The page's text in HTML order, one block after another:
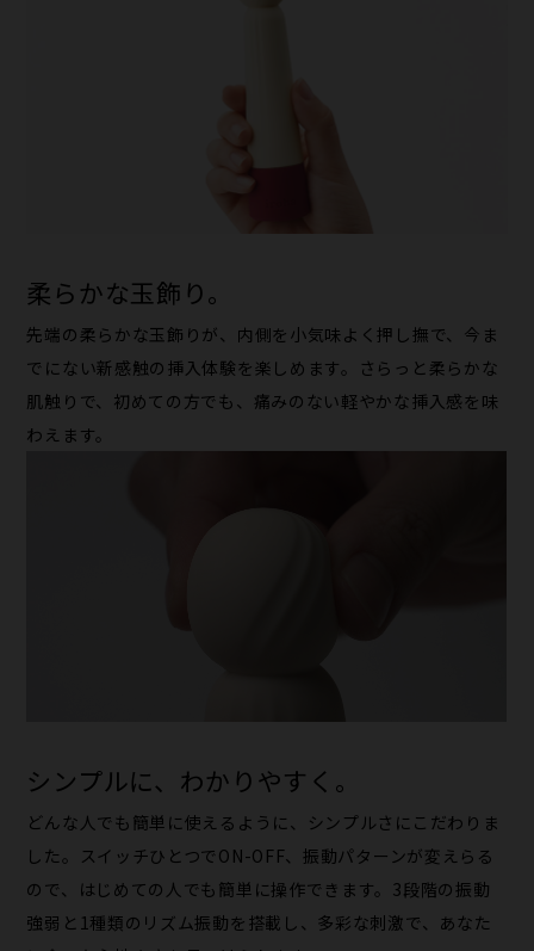
柔らかな玉飾り。
先端の柔らかな玉飾りが、内側を小気味よく押し撫で、今ま
でにない新感触の挿入体験を楽しめます。さらっと柔らかな
肌触りで、初めての方でも、痛みのない軽やかな挿入感を味
わえます。
シンプルに、わかりやすく。
どんな人でも簡単に使えるように、シンプルさにこだわりま
した。スイッチひとつでON-OFF、振動パターンが変えらる
ので、はじめての人でも簡単に操作できます。3段階の振動
強弱と1種類のリズム振動を搭載し、多彩な刺激で、あなた